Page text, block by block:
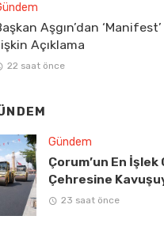
Aşgın’dan
Açıklama
22 saat önce
Gündem
Çorum’un En İşlek
Çehresine
23 saat önce